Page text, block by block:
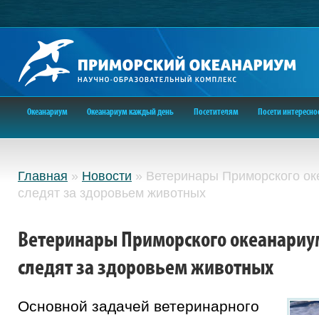
Океанариум Океанариум каждый день Посетителям Посети
Главная » Новости » Ветеринары Приморского
следят за здоровьем животных
Ветеринары Приморского
следят за здоровьем животных
Основной задачей ветеринарного